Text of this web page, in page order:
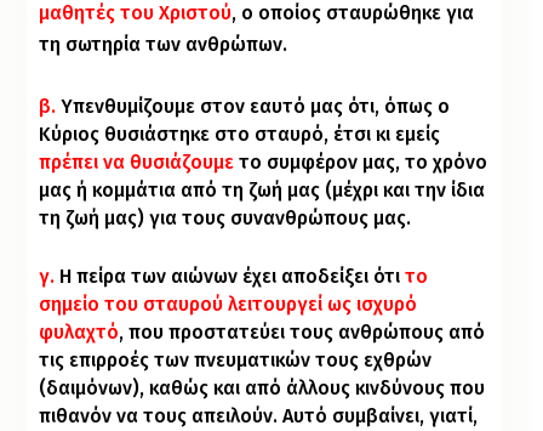
μαθητές του Χριστού, ο οποίος σταυρώθηκε για
τη σωτηρία των ανθρώπων.
β. Υπενθυμίζουμε στον εαυτό μας ότι, όπως ο
Κύριος θυσιάστηκε στο σταυρό, έτσι κι εμείς
πρέπει να θυσιάζουμε το συμφέρον μας, το χρόνο
μας ή κομμάτια από τη ζωή μας (μέχρι και την ίδια
τη ζωή μας) για τους συνανθρώπους μας.
γ. Η πείρα των αιώνων έχει αποδείξει ότιτο
σημείο του σταυρού λειτουργεί ως ισχυρό
φυλαχτό, που προστατεύει τους ανθρώπους από
τις επιρροές των πνευματικών τους εχθρών
(δαιμόνων), καθώς και από άλλους κινδύνους που
πιθανόν να τους απειλούν. Αυτό συμβαίνει, γιατί,